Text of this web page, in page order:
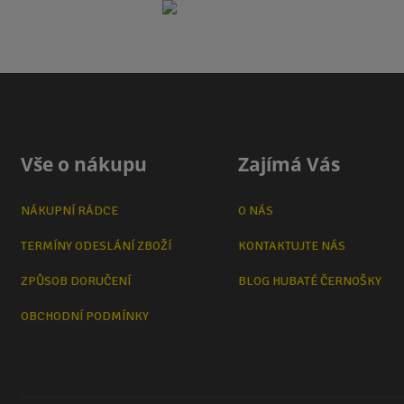
Vše o nákupu
NÁKUPNÍ RÁDCE
TERMÍNY ODESLÁNÍ ZBOŽÍ
ZPŮSOB DORUČENÍ
OBCHODNÍ PODMÍNKY
Zajímá Vás
O NÁS
KONTAKTUJTE NÁS
BLOG HUBATÉ ČERNOŠKY